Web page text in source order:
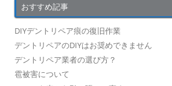
おすすめ記事
DIYデントリペア痕の復旧作業
デントリペアのDIYはお奨めできません
デントリペア業者の選び方？
雹被害について